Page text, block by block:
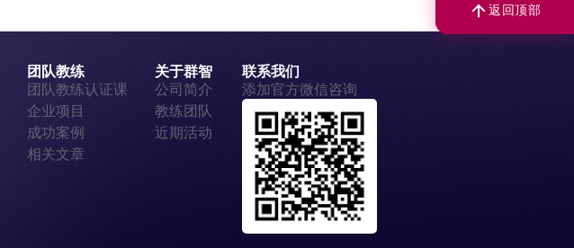
团队教练
团队教练认证课
企业项目
成功案例
相关文章
关于群智
公司简介
教练团队
近期活动
联系我们
添加官方微信咨询
返回顶部